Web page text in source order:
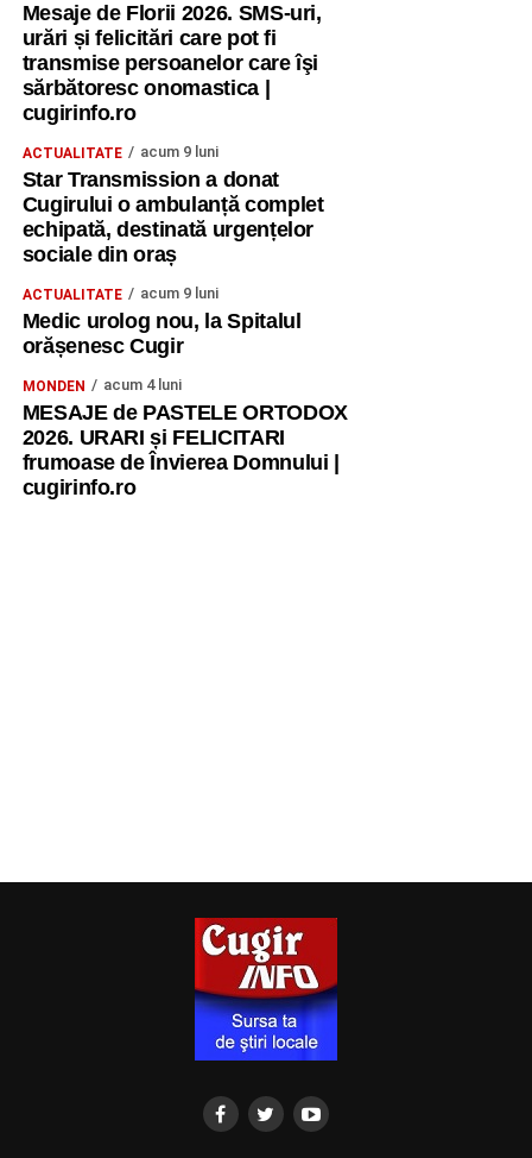
Mesaje de Florii 2026. SMS-uri,
urări și felicitări care pot fi
transmise persoanelor care îşi
sărbătoresc onomastica |
cugirinfo.ro
ACTUALITATE acum 9 luni
Star Transmission a donat
Cugirului o ambulanță complet
echipată, destinată urgențelor
sociale din oraș
ACTUALITATE acum 9 luni
Medic urolog nou, la Spitalul
orășenesc Cugir
MONDEN acum 4 luni
MESAJE de PASTELE ORTODOX
2026. URARI și FELICITARI
frumoase de Învierea Domnului |
cugirinfo.ro